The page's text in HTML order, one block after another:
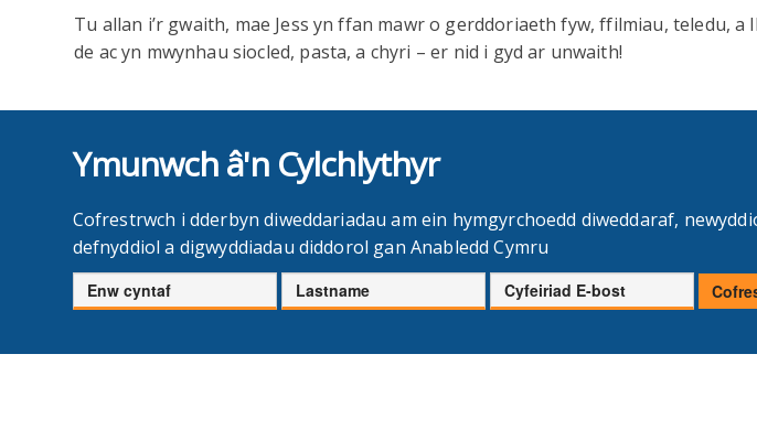
Tu allan i’r gwaith, mae Jess yn ffan mawr o gerddoriaeth fyw, ffilmiau, teledu,
de ac yn mwynhau siocled, pasta, a chyri – er nid i gyd ar unwaith!
Ymunwch â'n Cylchlythyr
Cofrestrwch i dderbyn diweddariadau am ein hymgyrchoedd diweddaraf,
defnyddiol a digwyddiadau diddorol gan Anabledd Cymru
Enw
cyntaf
Cyfenw
Cyfeiriad
E-